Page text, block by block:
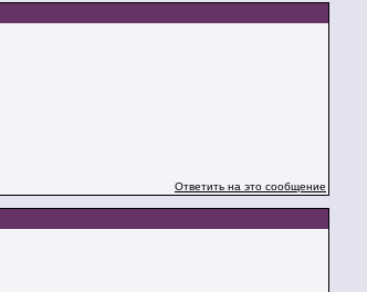
Ответить на это сообщение